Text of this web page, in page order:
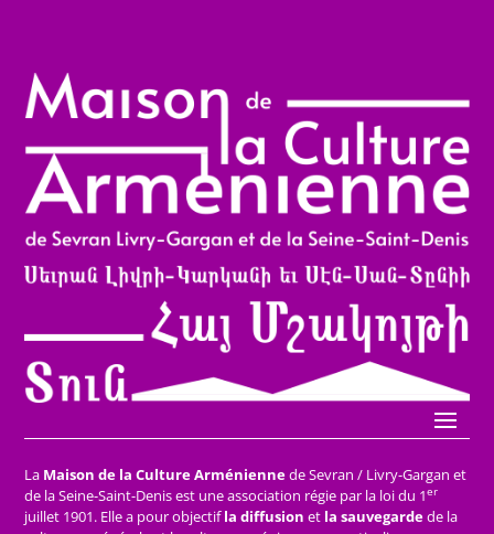
La Maison de la Culture Arméniennede Sevran / Livry-Gargan et
de la Seine-Saint-Denis est une association régie par la loi du 1er
juillet 1901. Elle a pour objectifla diffusion et la sauvegardede la